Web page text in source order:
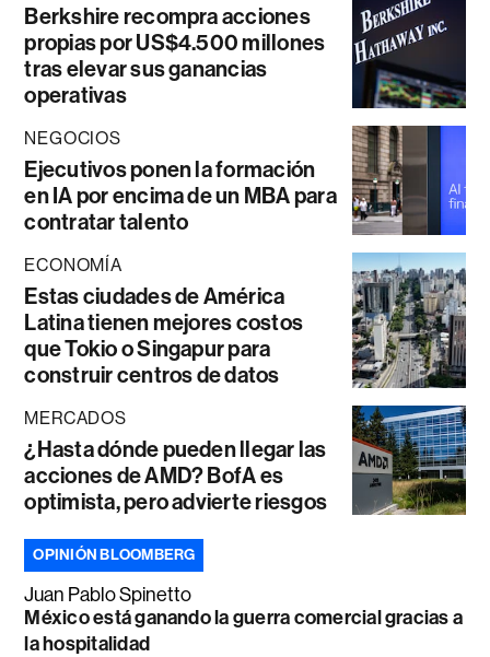
Berkshire recompra acciones
propias por US$4.500 millones
tras elevar sus ganancias
operativas
NEGOCIOS
Ejecutivos ponen la formación
en IA por encima de un MBA para
contratar talento
ECONOMÍA
Estas ciudades de América
Latina tienen mejores costos
que Tokio o Singapur para
construir centros de datos
MERCADOS
¿Hasta dónde pueden llegar las
acciones de AMD? BofA es
optimista, pero advierte riesgos
OPINIÓN BLOOMBERG
Juan Pablo Spinetto
México está ganando la guerra comercial gracias a
la hospitalidad